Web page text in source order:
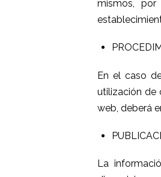
mismos,
En el caso
utilización de
web, deberá
La